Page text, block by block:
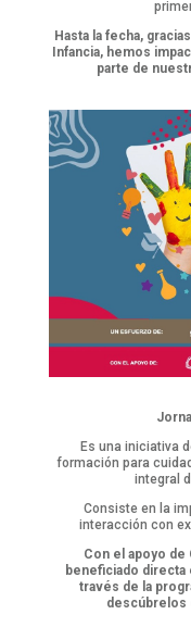
Hasta la fecha,
Infancia, hemos
parte de
Es una iniciativa
formación para
integral
Consiste en la
interacción con
Con el apoyo de
beneficiado directa
través de la
descúbrelos